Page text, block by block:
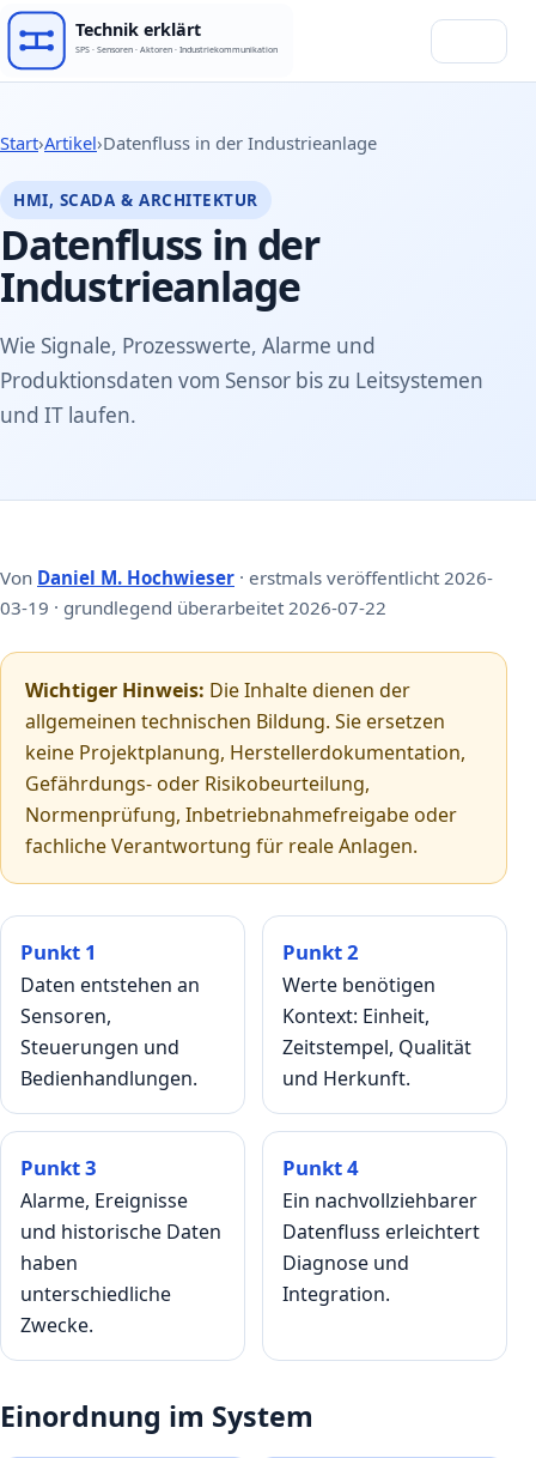
Start›Artikel›Datenfluss in der Industrieanlage
HMI, SCADA & ARCHITEKTUR
Datenfluss in der
Industrieanlage
Wie Signale, Prozesswerte, Alarme und
Produktionsdaten vom Sensor bis zu Leitsystemen
und IT laufen.
Von Daniel M. Hochwieser · erstmals veröffentlicht 2026-
03-19 · grundlegend überarbeitet 2026-07-22
Wichtiger Hinweis: Die Inhalte dienen der
allgemeinen technischen Bildung. Sie ersetzen
keine Projektplanung, Herstellerdokumentation,
Gefährdungs- oder Risikobeurteilung,
Normenprüfung, Inbetriebnahmefreigabe oder
fachliche Verantwortung für reale Anlagen.
Punkt 1
Daten entstehen an
Sensoren,
Steuerungen und
Bedienhandlungen.
Punkt 2
Werte benötigen
Kontext: Einheit,
Zeitstempel, Qualität
und Herkunft.
Punkt 3
Alarme, Ereignisse
und historische Daten
haben
unterschiedliche
Zwecke.
Punkt 4
Ein nachvollziehbarer
Datenfluss erleichtert
Diagnose und
Integration.
Einordnung im System